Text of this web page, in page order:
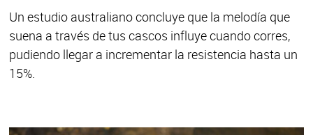
Un estudio australiano concluye que la melodía que
suena a través de tus cascos influye cuando corres,
pudiendo llegar a incrementar la resistencia hasta un
15%.